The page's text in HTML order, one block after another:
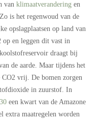
van klimaatverandering en
Zo is het regenwoud van de
opslagplaatsen op land van
op en leggen dit vast in
draagt bij
de aarde. Maar tijdens het
CO2 vrij. De bomen zorgen
in zuurstof. In
een kwart van de Amazone
extra maatregelen worden